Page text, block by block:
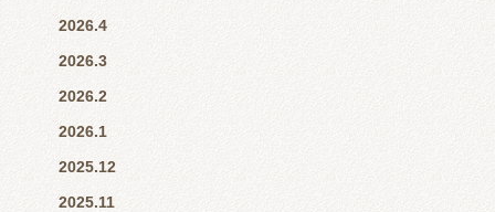
2026.4
2026.3
2026.2
2026.1
2025.12
2025.11